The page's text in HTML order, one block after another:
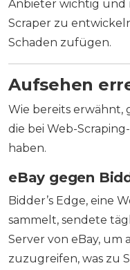
Anbieter wichtig und
Scraper zu
Schaden zufügen.
Aufsehen
Wie bereits erwähnt,
die bei Web-
haben.
eBay gegen
Bidder’s Edge, eine
sammelt, sendete
Server von eBay,
zuzugreifen, was zu